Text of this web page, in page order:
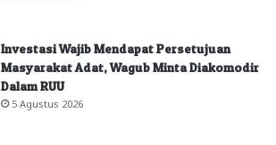
Investasi Wajib Mendapat Persetujuan
Masyarakat Adat, Wagub Minta Diakomodir
Dalam RUU
5 Agustus 2026